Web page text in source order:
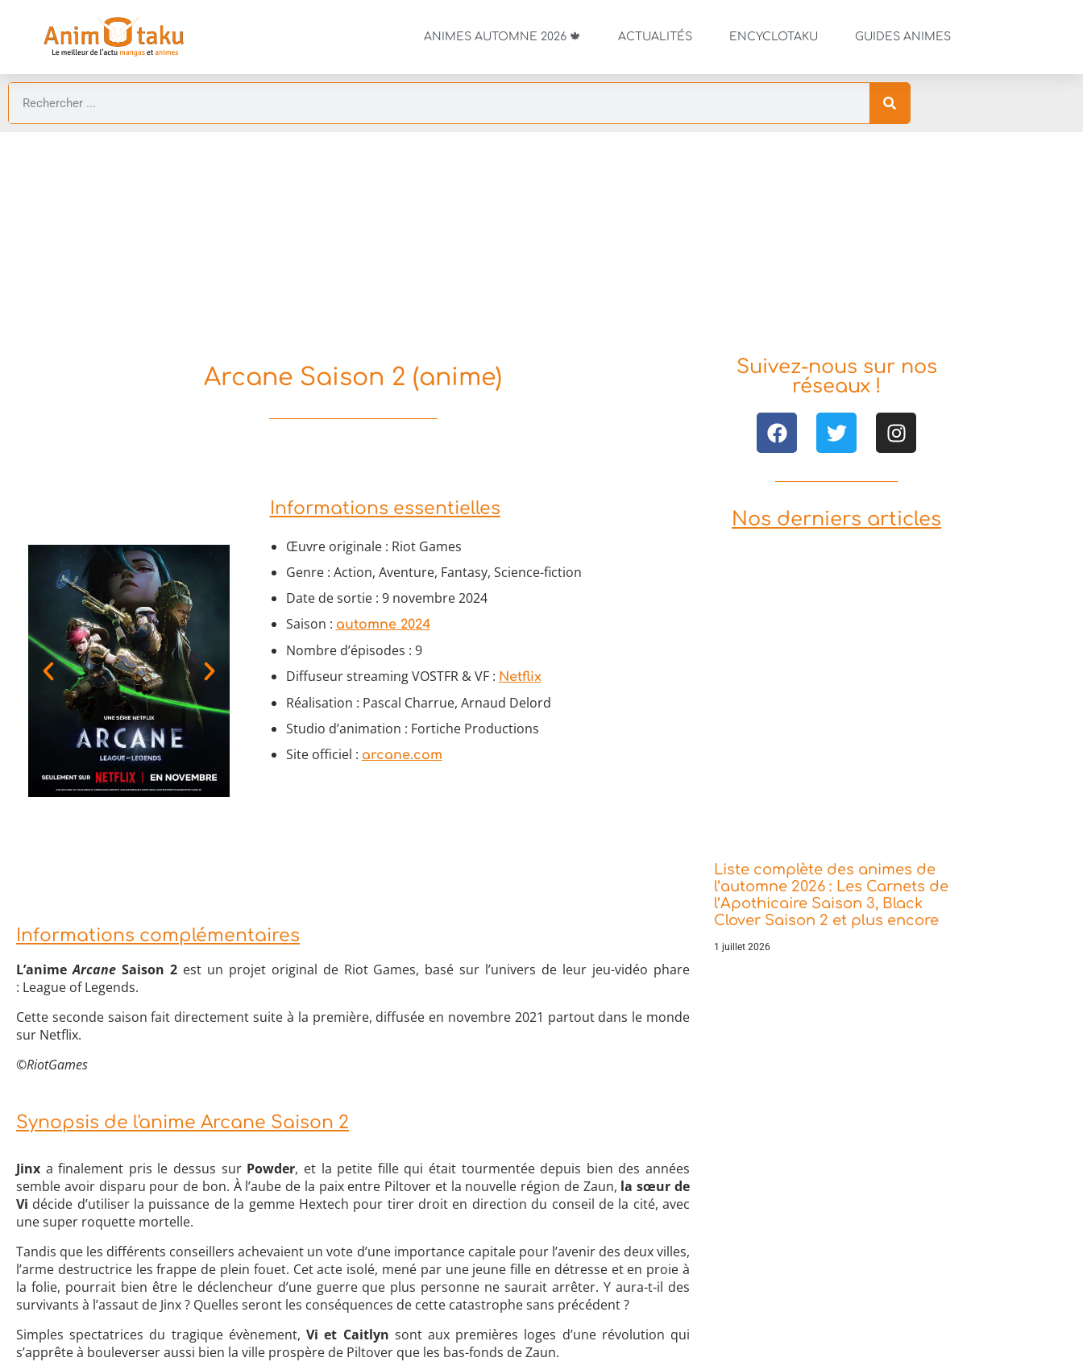
ANIMES AUTOMNE 2026 🍁 ACTUALITÉS ENCYCLOTAKU GUIDES ANIMES
Arcane Saison 2 (anime)
Informations essentielles
Œuvre originale : Riot Games
Genre : Action, Aventure, Fantasy, Science-fiction
Date de sortie : 9 novembre 2024
Saison : automne 2024
Nombre d’épisodes : 9
Diffuseur streaming VOSTFR & VF : Netflix
Réalisation : Pascal Charrue, Arnaud Delord
Studio d’animation : Fortiche Productions
Site officiel : arcane.com
Informations complémentaires
L’animeArcane Saison 2est un projet original de Riot Games, basé sur l’univers de leur jeu-vidéo phare
: League of Legends.
Cette seconde saison fait directement suite à la première, diffusée en novembre 2021 partout dans le monde
sur Netflix.
©RiotGames
Synopsis de l'anime Arcane Saison 2
Jinx a finalement pris le dessus sur Powder, et la petite fille qui était tourmentée depuis bien des années
semble avoir disparu pour de bon. À l’aube de la paix entre Piltover et la nouvelle région de Zaun, la sœur de
Vi décide d’utiliser la puissance de la gemme Hextech pour tirer droit en direction du conseil de la cité, avec
une super roquette mortelle.
Tandis que les différents conseillers achevaient un vote d’une importance capitale pour l’avenir des deux villes,
l’arme destructrice les frappe de plein fouet. Cet acte isolé, mené par une jeune fille en détresse et en proie à
la folie, pourrait bien être le déclencheur d’une guerre que plus personne ne saurait arrêter. Y aura-t-il des
survivants à l’assaut de Jinx ? Quelles seront les conséquences de cette catastrophe sans précédent ?
Simples spectatrices du tragique évènement, Vi et Caitlyn sont aux premières loges d’une révolution qui
s’apprête à bouleverser aussi bien la ville prospère de Piltover que les bas-fonds de Zaun.
Suivez-nous sur nos
réseaux !
Nos derniers articles
Liste complète des animes de
l’automne 2026 : Les Carnets de
l’Apothicaire Saison 3, Black
Clover Saison 2 et plus encore
1 juillet 2026